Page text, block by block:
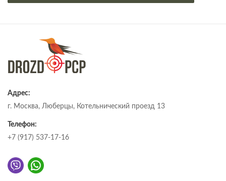
Адрес:
г. Москва, Люберцы, Котельнический проезд 13
Телефон:
+7 (917) 537-17-16